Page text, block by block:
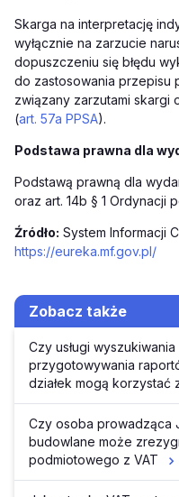
Skarga na interpretację
wyłącznie na zarzucie
dopuszczeniu się błędu
do zastosowania przepisu
związany zarzutami skargi
(art. 57a PPSA).
Podstawa prawna dla
Podstawą prawną dla
oraz art. 14b § 1 Ordynacji
Źródło: System Informacji
https://eureka.mf.gov.pl/
Zobacz także
Czy usługi
przygotowywania
działek mogą korzystać
Czy osoba prowadząca
budowlane może
podmiotowego z VAT